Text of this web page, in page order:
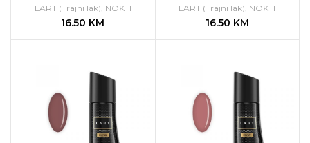
LART (Trajni lak) NOKTI
16.50 KM
LART (Trajni lak) NOKTI
16.50 KM